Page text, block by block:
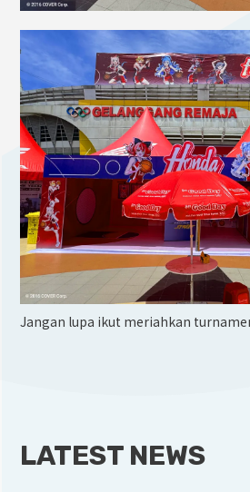
Jangan lupa ikut meriahkan
LATEST NEWS